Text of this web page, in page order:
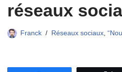
réseaux
Franck Réseaux sociaux,